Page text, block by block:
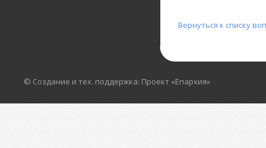
Вернуться к списку
© Создание и тех. поддержка: Проект «Епархия»